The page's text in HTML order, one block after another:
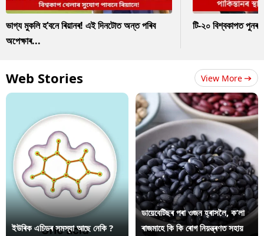
ভাগ্য মুকলি হ’বনে ৰিয়ানৰ! এই দিনটোত অন্ত পৰিব
অপেক্ষাৰ...
টি-২০ বিশ্বকাপত পুনৰ
Web Stories View More
ইউৰিক এচিডৰ সমস্যা আছে নেকি ?
ডায়েবেটিছৰ পৰা ওজন হ্ৰাসলৈ, ক’লা
ৰাজমাহে কি কি ৰোগ নিয়ন্ত্ৰণত সহায়